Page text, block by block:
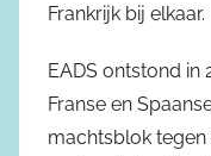
Frankrijk bij elkaar.
EADS ontstond in
Franse en
machtsblok